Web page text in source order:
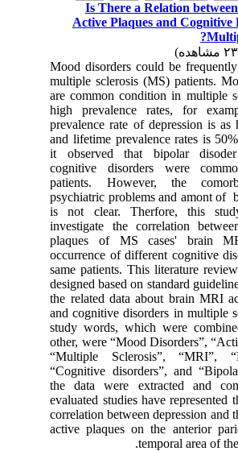
Is There a Relation
Active Plaques and
Mood disorders could be
multiple sclerosis (MS) patients.
are common condition in multiple
high prevalence rates, for
prevalence rate of depression is
and lifetime prevalence rates is
it observed that bipolar
cognitive disorders were
patients.However, the
psychiatric problems and amont of
isnot clear
. Therfore, this
investigate the correlation
plaques of MS cases' brain
occurrence of differentcognitive
same patients.This literature
designed based on standard
the related data about brain MRI
and cognitive disorders in multiple
study words, which were
other, were “Mood Disorders”,
“Multiple Sclerosis”, “MRI”,
“Cognitive disorders”, and
the data were extracted and
evaluated studies have represented
correlation between depression and
active plaques on the anterior
temporal area of